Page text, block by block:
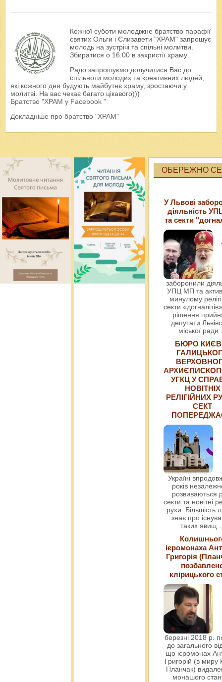
Кожної суботи молодіжне братство парафії
святих Ольги і Єлизавети "ХРАМ" запрошує
молодь на зустрічі та спільні молитви.
Збиратися о 16.00 в захристії храму
Радо запрошуємо долучитися Вас до
спільноти молодих та креативних людей,
які кожного дня будують майбутнє храму, зростаючи у
молитві. На вас чекає багато цікавого)))
Братство "ХРАМ у Facebook "
Докладніше про братство "ХРАМ"
ОБЕРЕЖНО
У Львові
діяльність
та секти
заборонили
УПЦ МП та
минулому
секти
рішення
депутати
міської ради
БЮРО
УГКЦ У
НОВІТНІХ
РЕЛІГІЙНИХ
СЕКТ
Україні
років
розвиваються
секти та новітні
рухи. Більшість
знає про
таких явищ
ієромонаха
Григорія
клірицького
березні 2018 р.
до загального
що ієромонах
Григорій (в миру
Планчак)
монашого